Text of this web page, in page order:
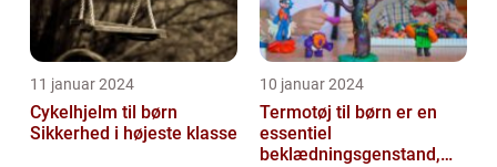
11 januar 2024
Cykelhjelm til børn
Sikkerhed i højeste klasse
10 januar 2024
Termotøj til børn er en
essentiel
beklædningsgenstand,